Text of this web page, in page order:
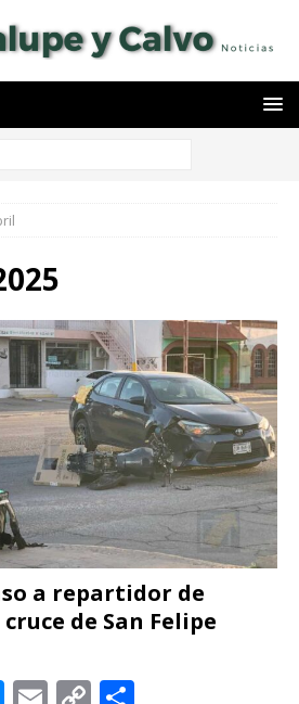
a repartidor de
de San Felipe